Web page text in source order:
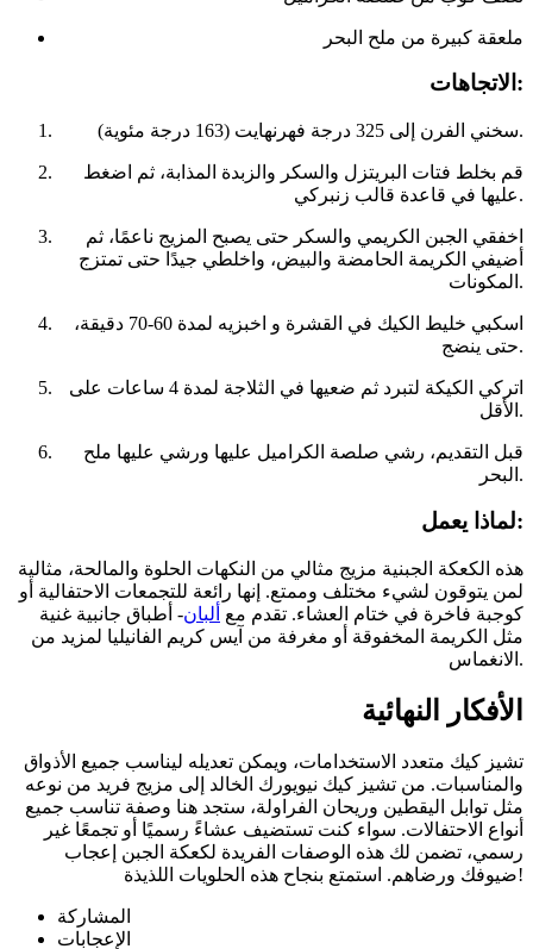
ملعقة كبيرة من ملح البحر
الاتجاهات:
سخني الفرن إلى 325 درجة فهرنهايت (163 درجة مئوية).
قم بخلط فتات البريتزل والسكر والزبدة المذابة، ثم اضغط
عليها في قاعدة قالب زنبركي.
اخفقي الجبن الكريمي والسكر حتى يصبح المزيج ناعمًا، ثم
أضيفي الكريمة الحامضة والبيض، واخلطي جيدًا حتى تمتزج
المكونات.
اسكبي خليط الكيك في القشرة و اخبزيه لمدة 60-70 دقيقة،
حتى ينضج.
اتركي الكيكة لتبرد ثم ضعيها في الثلاجة لمدة 4 ساعات على
الأقل.
قبل التقديم، رشي صلصة الكراميل عليها ورشي عليها ملح
البحر.
لماذا يعمل:
هذه الكعكة الجبنية مزيج مثالي من النكهات الحلوة والمالحة، مثالية
لمن يتوقون لشيء مختلف وممتع. إنها رائعة للتجمعات الاحتفالية أو
كوجبة فاخرة في ختام العشاء. تقدم مع ألبان- أطباق جانبية غنية
مثل الكريمة المخفوقة أو مغرفة من آيس كريم الفانيليا لمزيد من
الانغماس.
الأفكار النهائية
تشيز كيك متعدد الاستخدامات، ويمكن تعديله ليناسب جميع الأذواق
والمناسبات. من تشيز كيك نيويورك الخالد إلى مزيج فريد من نوعه
مثل توابل اليقطين وريحان الفراولة، ستجد هنا وصفة تناسب جميع
أنواع الاحتفالات. سواء كنت تستضيف عشاءً رسميًا أو تجمعًا غير
رسمي، تضمن لك هذه الوصفات الفريدة لكعكة الجبن إعجاب
ضيوفك ورضاهم. استمتع بنجاح هذه الحلويات اللذيذة!
المشاركة
الإعجابات